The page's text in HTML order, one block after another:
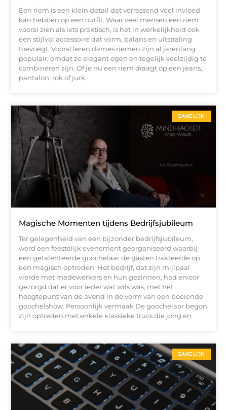
Een riem is een klein detail dat verrassend veel invloed
kan hebben op een outfit. Waar veel mensen een riem
vooral zien als iets praktisch, is het in werkelijkheid ook
een stijlvol accessoire dat vorm, balans en uitstraling
toevoegt. Vooral leren dames riemen zijn al jarenlang
populair, omdat ze elegant ogen en tegelijk veelzijdig te
combineren zijn. Of je nu een riem draagt op een jeans,
pantalon, rok of jurk,
ZAKELIJK
Magische Momenten tijdens Bedrijfsjubileum
Ter gelegenheid van een bijzonder bedrijfsjubileum,
werd een feestelijk evenement georganiseerd waarbij
een getalenteerde goochelaar de gasten trakteerde op
een magisch optreden. Het bedrijf, dat zijn mijlpaal
vierde met medewerkers en hun gezinnen, had ervoor
gezorgd dat er voor ieder wat wils was, met het
hoogtepunt van de avond in de vorm van een boeiende
goochelshow. Persoonlijk vermaak De goochelaar begon
zijn optreden met enkele klassieke trucs die jong en
ZAKELIJK